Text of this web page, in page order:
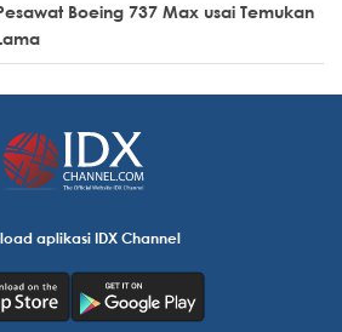
Boeing 737 Max usai Temukan
aplikasi IDX Channel